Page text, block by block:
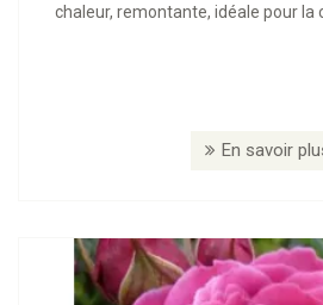
chaleur, remontante, idéale pour la
En savoir